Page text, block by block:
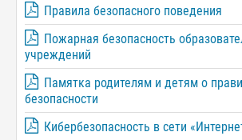
Правила безопасного поведения
Пожарная безопасность
учреждений
Памятка родителям и детям о
безопасности
Кибербезопасность в сети